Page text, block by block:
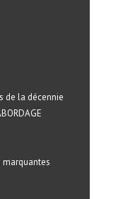
de la décennie
marquantes